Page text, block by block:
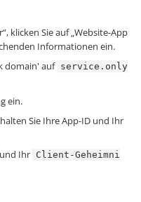
klicken Sie auf „Website-App
Informationen ein.
domain' auf service.only
ein.
Sie Ihre App-ID und Ihr
und Ihr Client-Geheimni